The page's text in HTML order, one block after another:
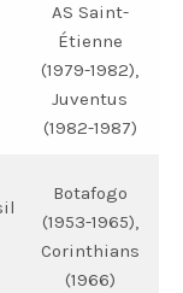
AS Saint-
Étienne
(1979-1982),
Juventus
(1982-1987)
Botafogo
(1953-1965),
Corinthians
(1966)